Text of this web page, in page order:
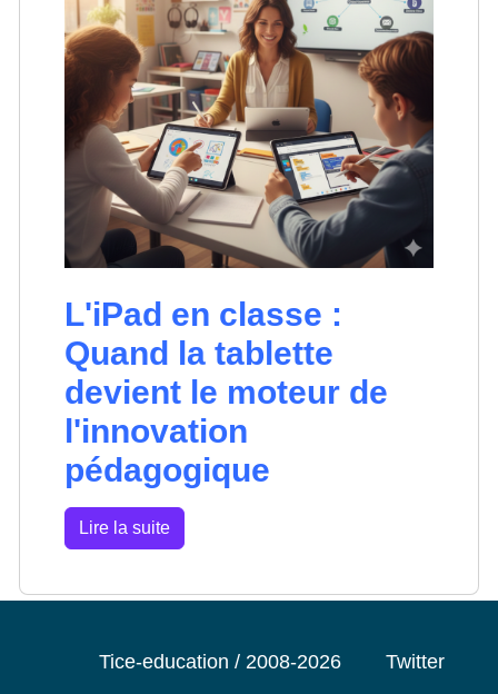
L'iPad en classe :
Quand la tablette
devient le moteur de
l'innovation
pédagogique
Lire la suite
Tice-education / 2008-2026 Twitter